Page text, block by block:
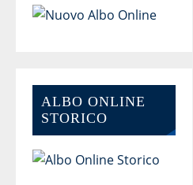
ALBO ONLINE
STORICO